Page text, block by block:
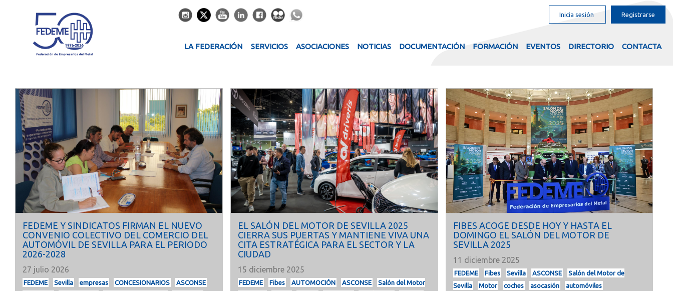
Inicia sesión Registrarse
LA FEDERACIÓN SERVICIOS ASOCIACIONES NOTICIAS DOCUMENTACIÓN FORMACIÓN EVENTOS DIRECTORIO CONTACTA
FEDEME Y SINDICATOS FIRMAN EL NUEVO
CONVENIO COLECTIVO DEL COMERCIO DEL
AUTOMÓVIL DE SEVILLA PARA EL PERIODO
2026-2028
27 julio 2026
FEDEME Sevilla empresas CONCESIONARIOS
ASCONSE
EL SALÓN DEL MOTOR DE SEVILLA 2025
CIERRA SUS PUERTAS Y MANTIENE VIVA UNA
CITA ESTRATÉGICA PARA EL SECTOR Y LA
CIUDAD
15 diciembre 2025
FEDEME Fibes AUTOMOCIÓN ASCONSE
Salón del Motor
FIBES ACOGE DESDE HOY Y HASTA EL
DOMINGO EL SALÓN DEL MOTOR DE
SEVILLA 2025
11 diciembre 2025
FEDEME Fibes Sevilla ASCONSE
Salón del Motor de
Sevilla
Motor coches asocasión
automóviles